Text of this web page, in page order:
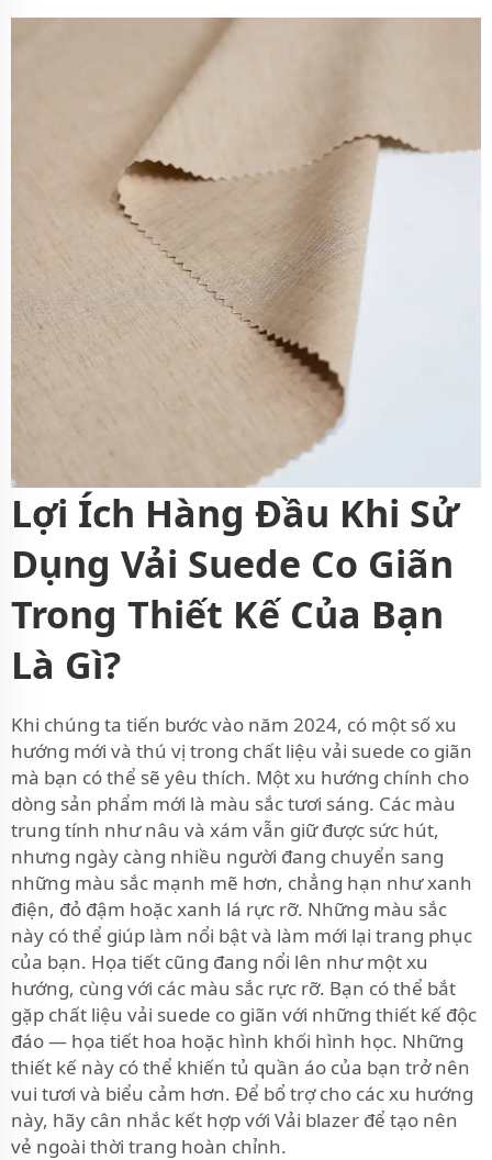
Lợi Ích Hàng Đầu Khi Sử
Dụng Vải Suede Co Giãn
Trong Thiết Kế Của Bạn
Là Gì?
Khi chúng ta tiến bước vào năm 2024, có một số xu
hướng mới và thú vị trong chất liệu vải suede co giãn
mà bạn có thể sẽ yêu thích. Một xu hướng chính cho
dòng sản phẩm mới là màu sắc tươi sáng. Các màu
trung tính như nâu và xám vẫn giữ được sức hút,
nhưng ngày càng nhiều người đang chuyển sang
những màu sắc mạnh mẽ hơn, chẳng hạn như xanh
điện, đỏ đậm hoặc xanh lá rực rỡ. Những màu sắc
này có thể giúp làm nổi bật và làm mới lại trang phục
của bạn. Họa tiết cũng đang nổi lên như một xu
hướng, cùng với các màu sắc rực rỡ. Bạn có thể bắt
gặp chất liệu vải suede co giãn với những thiết kế độc
đáo — họa tiết hoa hoặc hình khối hình học. Những
thiết kế này có thể khiến tủ quần áo của bạn trở nên
vui tươi và biểu cảm hơn. Để bổ trợ cho các xu hướng
này, hãy cân nhắc kết hợp với Vải blazer để tạo nên
vẻ ngoài thời trang hoàn chỉnh.